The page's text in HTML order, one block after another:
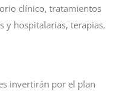
clínico, tratamientos
y hospitalarias, terapias,
invertirán por el plan